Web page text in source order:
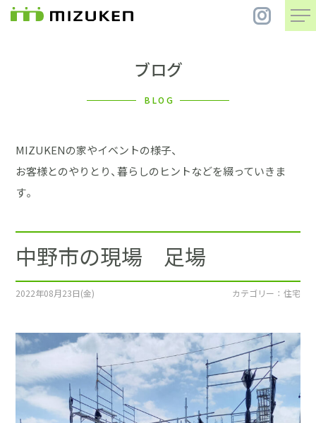
住 宅
まちづくり
会社案内
施工事例
土地をお探しの方
イベント
ブログ
BLOG
MIZUKENの家やイベントの様子、
お客様とのやりとり、暮らしのヒントなどを綴っていきま
す。
中野市の現場 足場
2022年08月23日(金) カテゴリー ： 住宅